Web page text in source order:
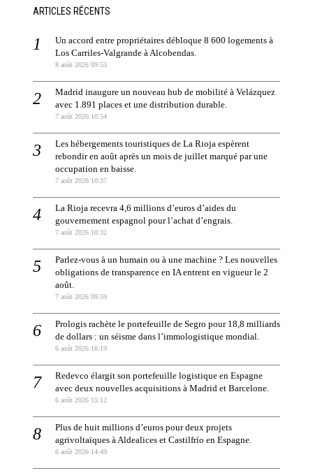
ARTICLES RÉCENTS
Un accord entre propriétaires débloque 8 600 logements à
Los Carriles-Valgrande à Alcobendas.
8 août 2026 09:53
Madrid inaugure un nouveau hub de mobilité à Velázquez
avec 1.891 places et une distribution durable.
7 août 2026 10:54
Les hébergements touristiques de La Rioja espèrent
rebondir en août après un mois de juillet marqué par une
occupation en baisse.
7 août 2026 10:37
La Rioja recevra 4,6 millions d’euros d’aides du
gouvernement espagnol pour l’achat d’engrais.
7 août 2026 10:32
Parlez-vous à un humain ou à une machine ? Les nouvelles
obligations de transparence en IA entrent en vigueur le 2
août.
7 août 2026 09:59
Prologis rachète le portefeuille de Segro pour 18,8 milliards
de dollars : un séisme dans l’immologistique mondial.
6 août 2026 16:19
Redevco élargit son portefeuille logistique en Espagne
avec deux nouvelles acquisitions à Madrid et Barcelone.
6 août 2026 15:12
Plus de huit millions d’euros pour deux projets
agrivoltaïques à Aldealices et Castilfrío en Espagne.
6 août 2026 14:49